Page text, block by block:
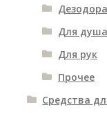
Для
Для рук
Прочее
Средства